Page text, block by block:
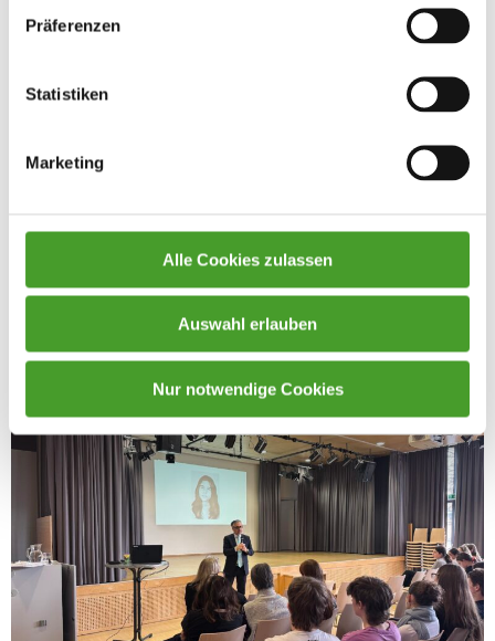
Präferenzen
Statistiken
Marketing
Alle Cookies zulassen
Auswahl erlauben
Nur notwendige Cookies